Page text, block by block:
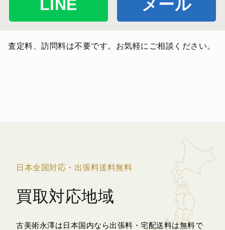
LINE メール
査定料、訪問料は不要です。お気軽にご相談ください。
日本全国対応・出張料送料無料
買取対応地域
古美術永澤は日本国内なら出張料・宅配送料は無料で